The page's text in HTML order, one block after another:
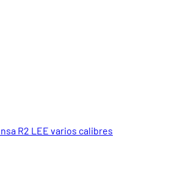
R2 LEE varios calibres